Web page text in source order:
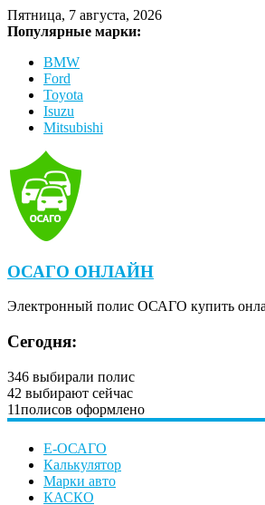
Пятница, 7 августа, 2026
Популярные марки:
BMW
Ford
Toyota
Isuzu
Mitsubishi
ОСАГО ОНЛАЙН
Электронный полис ОСАГО купить
Сегодня:
346 выбирали полис
42 выбирают сейчас
11полисов оформлено
Е-ОСАГО
Калькулятор
Марки авто
КАСКО